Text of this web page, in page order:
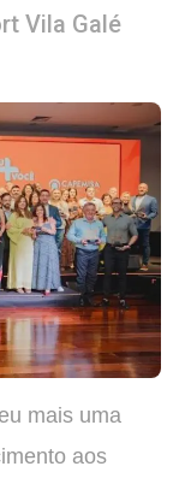
Vila Galé
mais uma
aos